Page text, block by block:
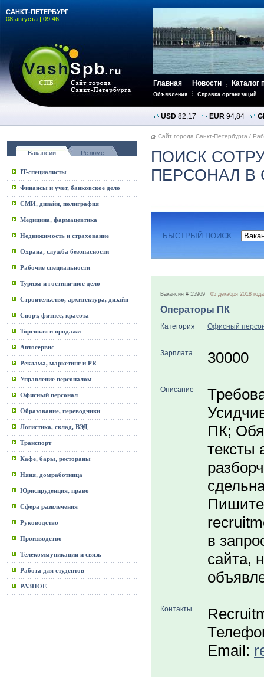
САНКТ-ПЕТЕРБУРГ
08 августа | 09:46
Главная Новости Каталог
Объявления Справка организаций
USD 82,17 EUR 94,84
Вакансии Резюме
IT-специалисты
Финансы и учет, банковское дело
СМИ, дизайн, полиграфия
Медицина, фармацевтика
Недвижимость и страхование
Охрана, служба безопасности
Рабочие специальности
Туризм и гостиничное дело
Строительство, архитектура, дизайн
Спорт, фитнес, красота
Торговля и продажи
Автосервис
Реклама, маркетинг и PR
Управление персоналом
Офисный персонал
Образование, переводчики
Логистика, склад, ВЭД
Транспорт
Кафе, бары, рестораны
Няня, домработница
Юриспруденция, право
Сфера развлечения
Руководство
Производство
Телекоммуникации и связь
Работа для студентов
РАЗНОЕ
Сайт города Санкт-Петербурга /
ПОИСК
ПЕРСОНАЛ В
БЫСТРЫЙ ПОИСК
Вакансия # 15969 05 декабря 2018 года
Операторы ПК
Категория Офисный
Зарплата 30000
Описание
ПК;
тексты
Пишите
в
сайта,
Контакты
Email: